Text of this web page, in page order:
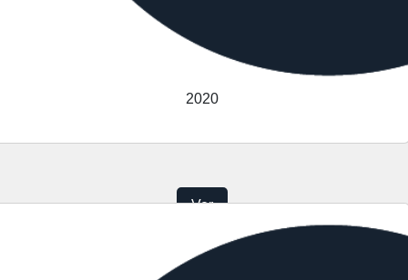
2020
Ver